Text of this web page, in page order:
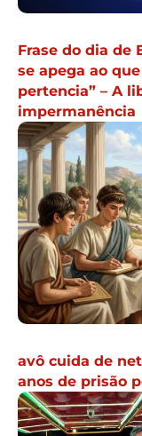
Frase do dia de
se apega ao
pertencia” – A
impermanência
avô cuida de
anos de prisão